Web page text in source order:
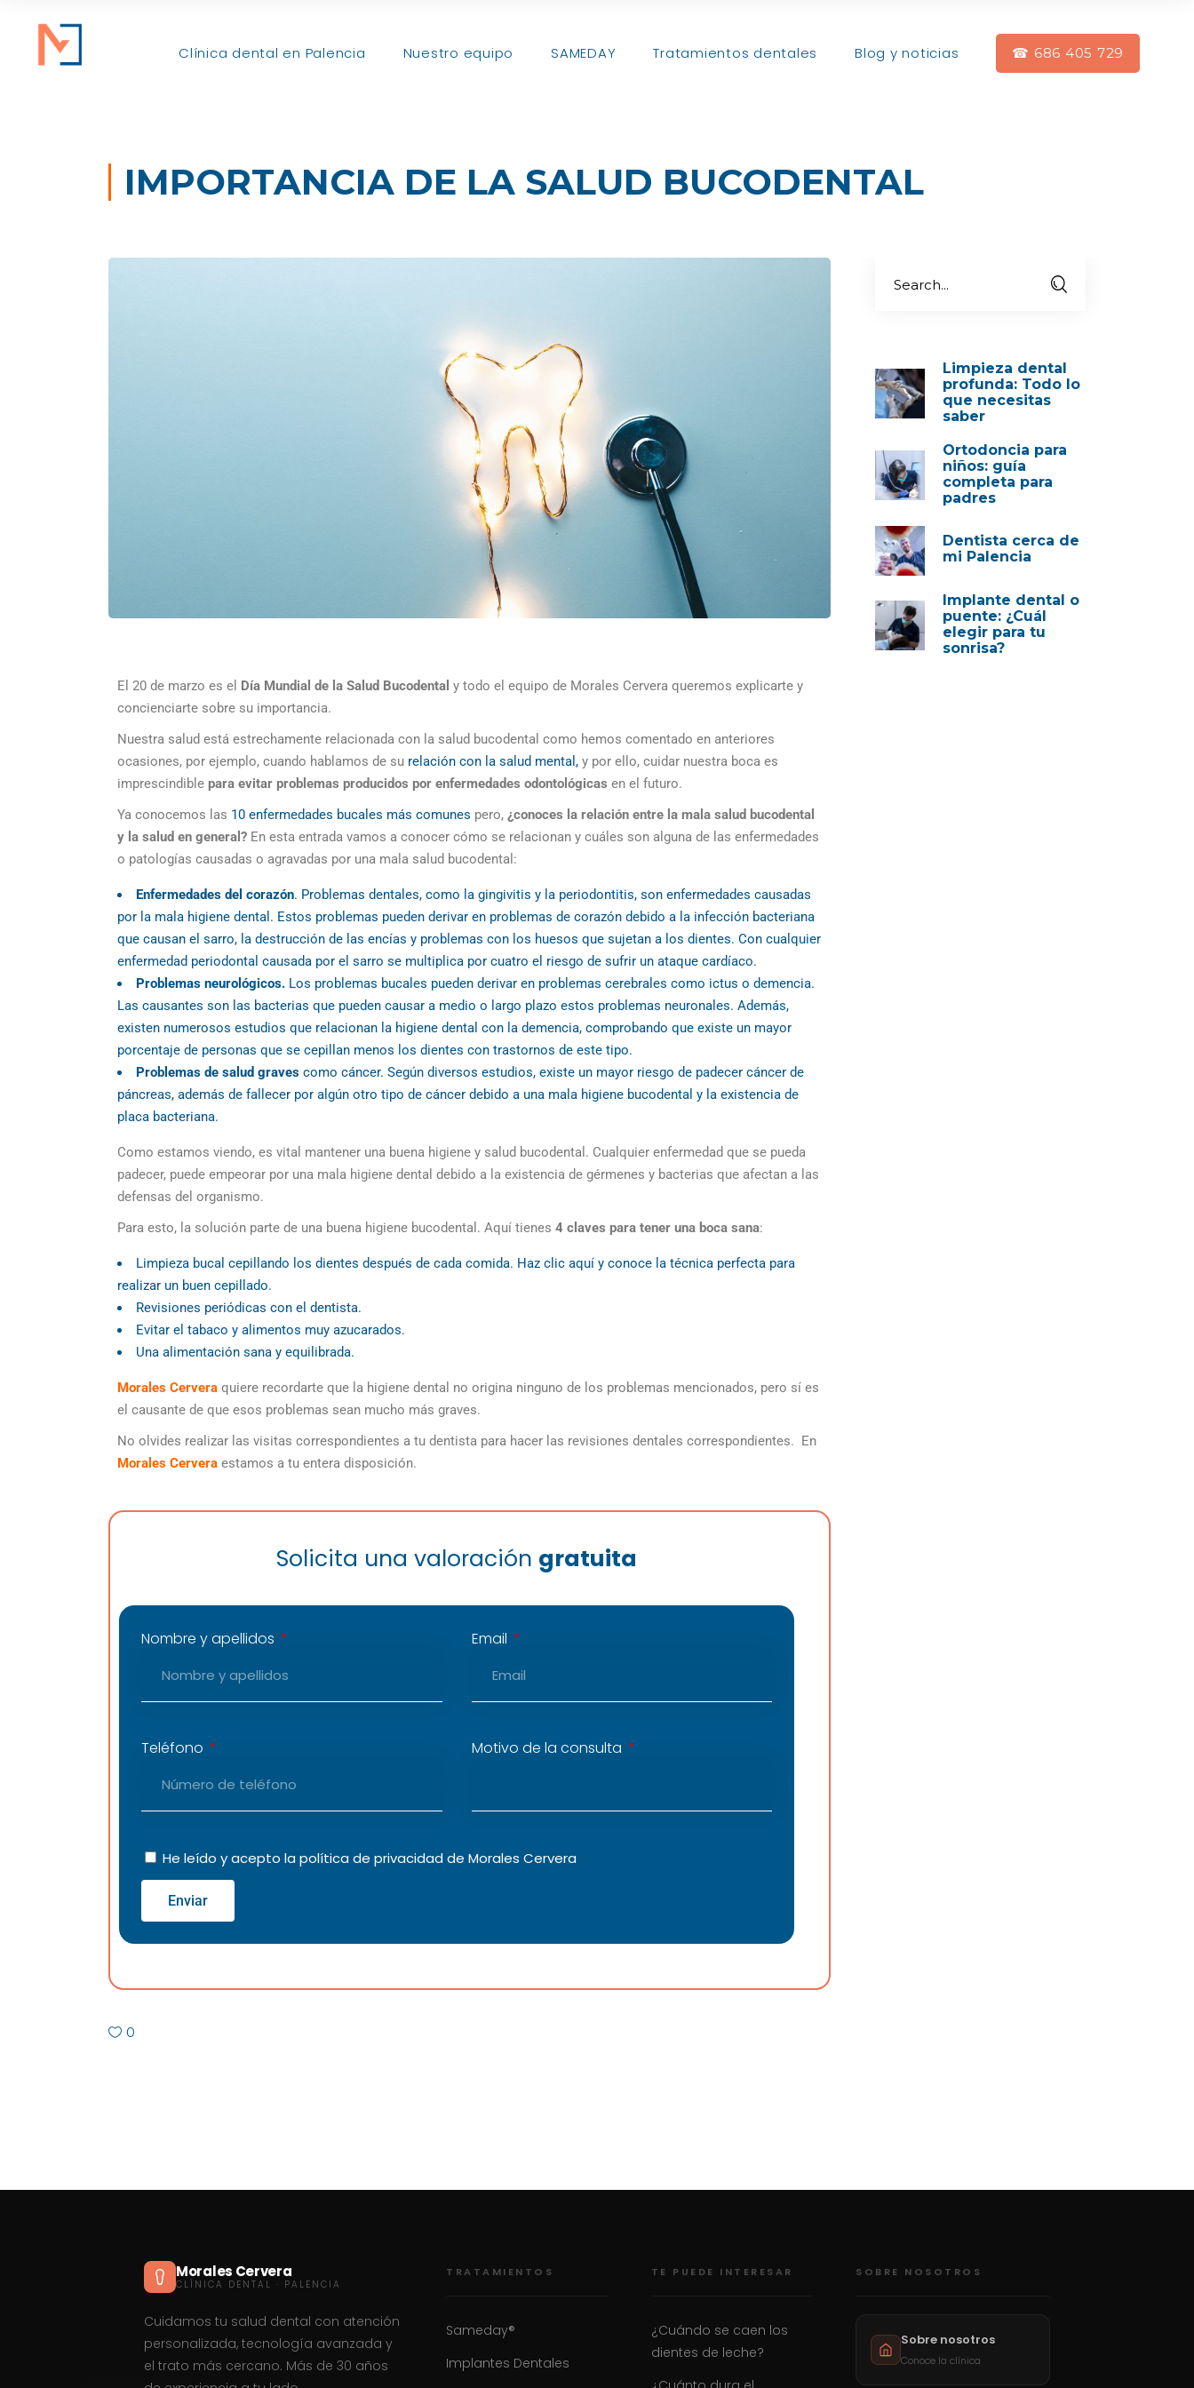
Clínica dental en Palencia Nuestro equipo SAMEDAY Tratamientos dentales Blog y noticias ☎ 686 405 729
IMPORTANCIA DE LA SALUD BUCODENTAL
El 20 de marzo es el Día Mundial de la Salud Bucodental y todo el equipo de Morales Cervera queremos explicarte y
concienciarte sobre su importancia.
Nuestra salud está estrechamente relacionada con la salud bucodental como hemos comentado en anteriores
ocasiones, por ejemplo, cuando hablamos de su relación con la salud mental, y por ello, cuidar nuestra boca es
imprescindible para evitar problemas producidos por enfermedades odontológicas en el futuro.
Ya conocemos las 10 enfermedades bucales más comunes pero, ¿conoces la relación entre la mala salud bucodental
y la salud en general? En esta entrada vamos a conocer cómo se relacionan y cuáles son alguna de las enfermedades
o patologías causadas o agravadas por una mala salud bucodental :
Enfermedades del corazón. Problemas dentales, como la gingivitis y la periodontitis, son enfermedades causadas
por la mala higiene dental . Estos problemas pueden derivar en problemas de corazón debido a la infección bacteriana
que causan el sarro, la destrucción de las encías y problemas con los huesos que sujetan a los dientes. Con cualquier
enfermedad periodontal causada por el sarro se multiplica por cuatro el riesgo de sufrir un ataque cardíaco.
Problemas neurológicos. Los problemas bucales pueden derivar en problemas cerebrales como ictus o demencia.
Las causantes son las bacterias que pueden causar a medio o largo plazo estos problemas neuronales. Además,
existen numerosos estudios que relacionan la higiene dental con la demencia, comprobando que existe un mayor
porcentaje de personas que se cepillan menos los dientes con trastornos de este tipo.
Problemas de salud graves como cáncer. Según diversos estudios, existe un mayor riesgo de padecer cáncer de
páncreas, además de fallecer por algún otro tipo de cáncer debido a una mala higiene bucodental y la existencia de
placa bacteriana.
Como estamos viendo, es vital mantener una buena higiene y salud bucodental. Cualquier enfermedad que se pueda
padecer, puede empeorar por una mala higiene dental debido a la existencia de gérmenes y bacterias que afectan a las
defensas del organismo.
Para esto, la solución parte de una buena higiene bucodental. Aquí tienes 4 claves para tener una boca sana:
Limpieza bucal cepillando los dientes después de cada comida. Haz clic aquí y conoce la técnica perfecta para
realizar un buen cepillado.
Revisiones periódicas con el dentista.
Evitar el tabaco y alimentos muy azucarados.
Una alimentación sana y equilibrada.
Morales Cervera quiere recordarte que la higiene dental no origina ninguno de los problemas mencionados, pero sí es
el causante de que esos problemas sean mucho más graves.
No olvides realizar las visitas correspondientes a tu dentista para hacer las revisiones dentales correspondientes. En
Morales Cervera estamos a tu entera disposición.
Solicita una valoración gratuita
Nombre y apellidos Email
Teléfono Motivo de la consulta
He leído y acepto lapolítica de privacidadde Morales Cervera
Enviar
0
Limpieza dental
profunda: Todo lo
que necesitas
saber
Ortodoncia para
niños: guía
completa para
padres
Dentista cerca de
mi Palencia
Implante dental o
puente: ¿Cuál
elegir para tu
sonrisa?
Morales Cervera
CLÍNICA DENTAL · PALENCIA
Cuidamos tu salud dental con atención
personalizada, tecnología avanzada y
el trato más cercano. Más de 30 años
TRATAMIENTOS
Sameday®
Implantes Dentales
TE PUEDE INTERESAR
¿Cuándo se caen los
dientes de leche?
SOBRE NOSOTROS
Sobre nosotros
Conoce la clínica